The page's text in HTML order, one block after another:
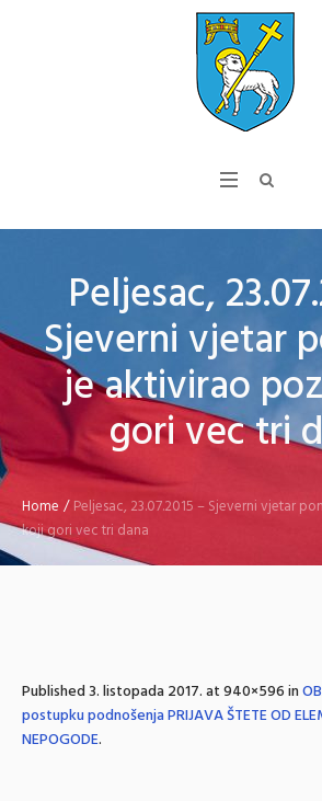
Peljesac,
Sjeverni vjetar
je aktivirao
gori vec tri
Home /Peljesac, 23.07.2015 – Sjeverni vjetar
koji gori vec tri dana
Published3. listopada 2017.at 940×596 in
postupku podnošenja PRIJAVA ŠTETE OD
NEPOGODE.